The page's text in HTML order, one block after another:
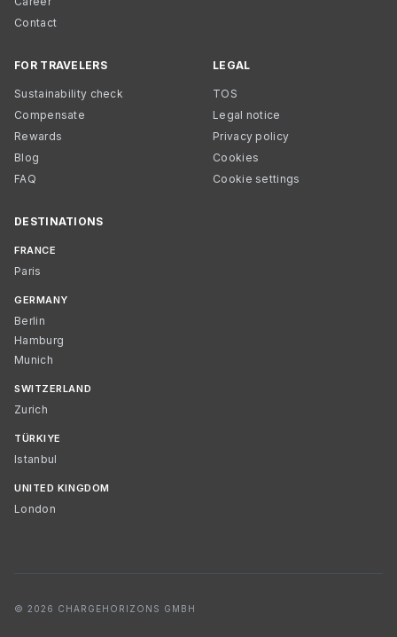
Contact
FOR TRAVELERS
Sustainability check
Compensate
Rewards
Blog
FAQ
LEGAL
TOS
Legal notice
Privacy policy
Cookies
Cookie settings
DESTINATIONS
FRANCE
Paris
GERMANY
Berlin
Hamburg
Munich
SWITZERLAND
Zurich
TÜRKIYE
Istanbul
UNITED KINGDOM
London
© 2026 CHARGEHORIZONS GMBH